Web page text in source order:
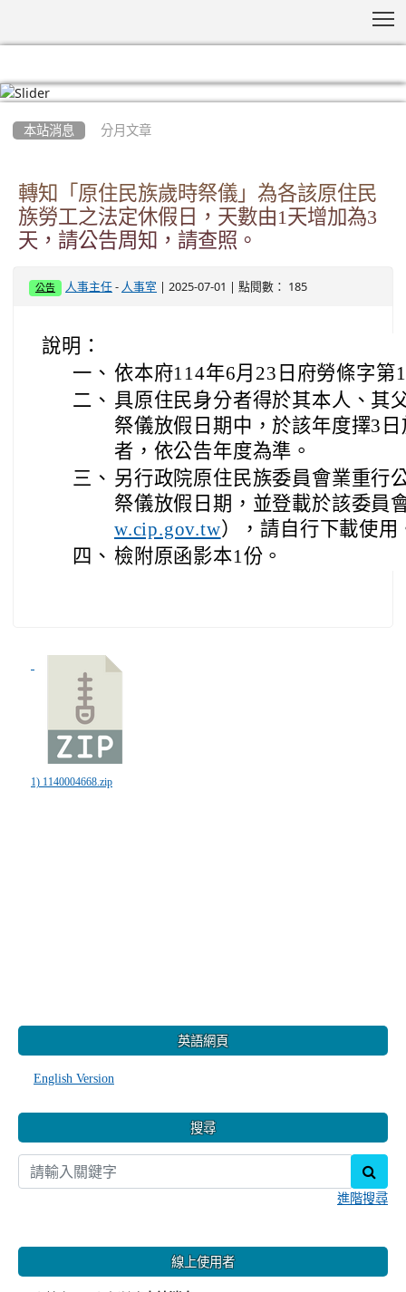
本站消息 分月文章
轉知「原住民族歲時祭儀」為各該原住民
族勞工之法定休假日，天數由1天增加為3
天，請公告周知，請查照。
公告 人事主任 - 人事室 | 2025-07-01 | 點閱數： 185
說明：
一、 依本府114年6月23日府勞條字第
二、 具原住民身分者得於其本人、其
祭儀放假日期中，於該年度擇3
者，依公告年度為準。
三、 另行政院原住民族委員會業重行
祭儀放假日期，並登載於該委員
w.cip.gov.tw），請自行下載使用
四、 檢附原函影本1份。
1) 1140004668.zip
英語網頁
English Version
搜尋
進階搜尋
線上使用者